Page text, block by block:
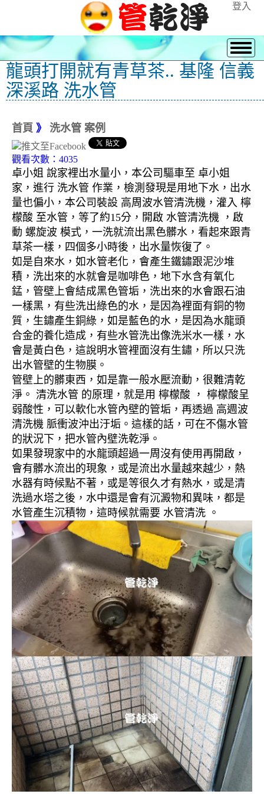
登入
龍頭打開就有青草茶.. 基隆 信義
深溪路 洗水管
首頁 》 洗水管 案例
觀看次數：4035
卓小姐 說家裡出水量小，本公司驅車至 卓小姐
家，進行 洗水管 作業，檢測發現是用地下水，出水
量也偏小，本公司裝設 高周波水管清洗機，灌入 檸
檬酸 至水管，等了約15分，開啟 水管清洗機 ，啟
動 螺旋波 模式，一洗就流出黑色髒水，看起來跟青
草茶一樣，四個多小時後，出水量恢復了。
如是自來水，如水管老化，會產生鐵鏽跟泥沙堆
積，洗出來的水就會是咖啡色，地下水含有氧化
錳，管壁上會結成黑色管垢，洗出來的水會跟石油
一樣黑，有些洗出綠色的水，是因為裡面有銅的物
質，生鏽產生銅綠，如是藍色的水，是因為水龍頭
合金的養化造成，有些水管洗出像洗米水一樣，水
會是黃白色，這說明水管裡面沒有生鏽，所以只洗
出水管壁的生物膜。
管壁上的髒東西，如是靠一般水壓流動，很難清乾
淨。 清洗水管 的原理，就是用 檸檬酸 ， 檸檬酸呈
弱酸性，可以軟化水管內壁的管垢，再透過 高週波
清洗機 脈衝波沖出汙垢。這樣的話，可在不傷水管
的狀況下，把水管內壁洗乾淨。
如果發現家中的水龍頭超過一周沒有使用再開啟，
會有髒水流出的現象，或是流出水量越來越少，熱
水器有時候點不著，或是等很久才有熱水，或是清
洗過水塔之後，水中還是會有沉澱物和異味，都是
水管產生沉積物，這時候就需要 水管清洗 。